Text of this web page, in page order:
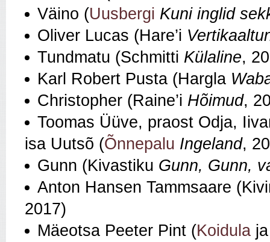
Väino (Uusbergi Kuni inglid
Oliver Lucas (Hare’i
Tundmatu (Schmitti Külaline,
Karl Robert Pusta (Hargla
Christopher (Raine’i Hõimud,
Toomas Üüve, praost Odja,
isa Uutsõ (Õnnepalu Ingeland,
Gunn (Kivastiku Gunn, Gunn,
Anton Hansen Tammsaare
2017)
Mäeotsa Peeter Pint (Koidula